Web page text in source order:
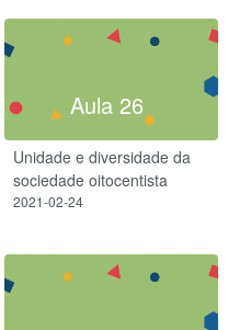
Aula 26
Unidade e diversidade da
sociedade oitocentista
2021-02-24